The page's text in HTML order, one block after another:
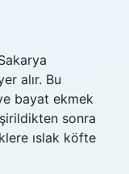
alır. Bu
bayat ekmek
sonra
ıslak köfte